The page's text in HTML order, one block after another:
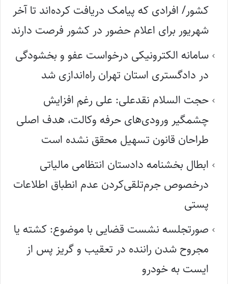
کشور/ افرادی که پیامک دریافت کرده‌اند تا آخر
شهریور برای اعلام حضور در کشور فرصت دارند
سامانه الکترونیکی درخواست عفو و بخشودگی
در دادگستری استان تهران راه‌اندازی شد
حجت السلام نقدعلی: علی رغم افزایش
چشمگیر ورودی‌های حرفه وکالت، هدف اصلی
طراحان قانون تسهیل محقق نشده است
ابطال بخشنامه دادستان انتظامی مالیاتی
درخصوص جرم‌تلقی‌کردن عدم انطباق اطلاعات
پستی
صورتجلسه نشست قضایی با موضوع: کشته یا
مجروح شدن راننده در تعقیب و گریز پس از
ایست به خودرو